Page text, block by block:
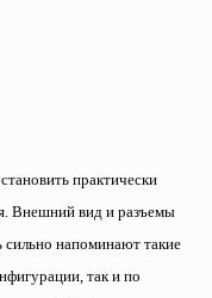
практически
Внешний вид и разъемы
сильно напоминают такие
так и по